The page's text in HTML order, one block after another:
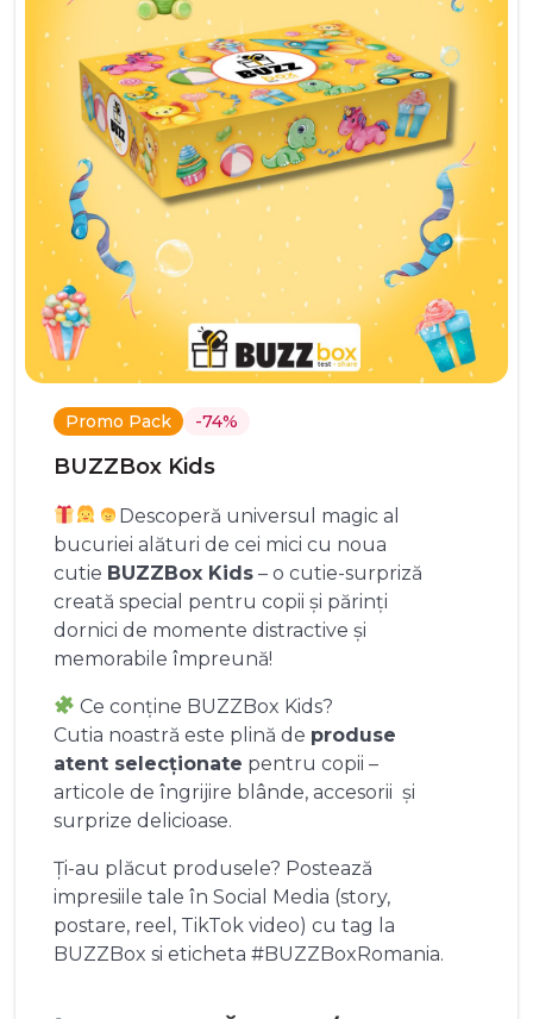
Promo Pack -74%
BUZZBox Kids
Descoperă universul magic al
bucuriei alături de cei mici cu noua
cutie BUZZBox Kids – o cutie-surpriză
creată special pentru copii și părinți
dornici de momente distractive și
memorabile împreună!
Ce conține BUZZBox Kids?
Cutia noastră este plină de produse
atent selecționate pentru copii –
articole de îngrijire blânde, accesorii și
surprize delicioase.
Ți-au plăcut produsele? Postează
impresiile tale în Social Media (story,
postare, reel, TikTok video) cu tag la
BUZZBox si eticheta #BUZZBoxRomania.